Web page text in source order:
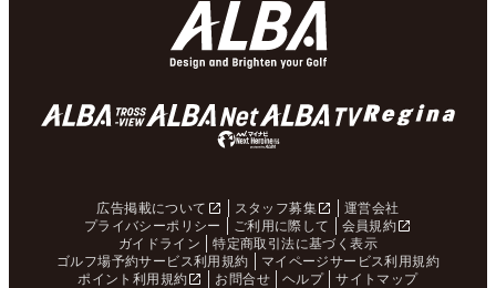
広告掲載について スタッフ募集
運営会社
プライバシーポリシー
ご利用に際して
会員規約
ガイドライン
特定商取引法に基づく表示
ゴルフ場予約サービス利用規約
マイページサービス利用規約
ポイント利用規約
お問合せ ヘルプ サイトマップ